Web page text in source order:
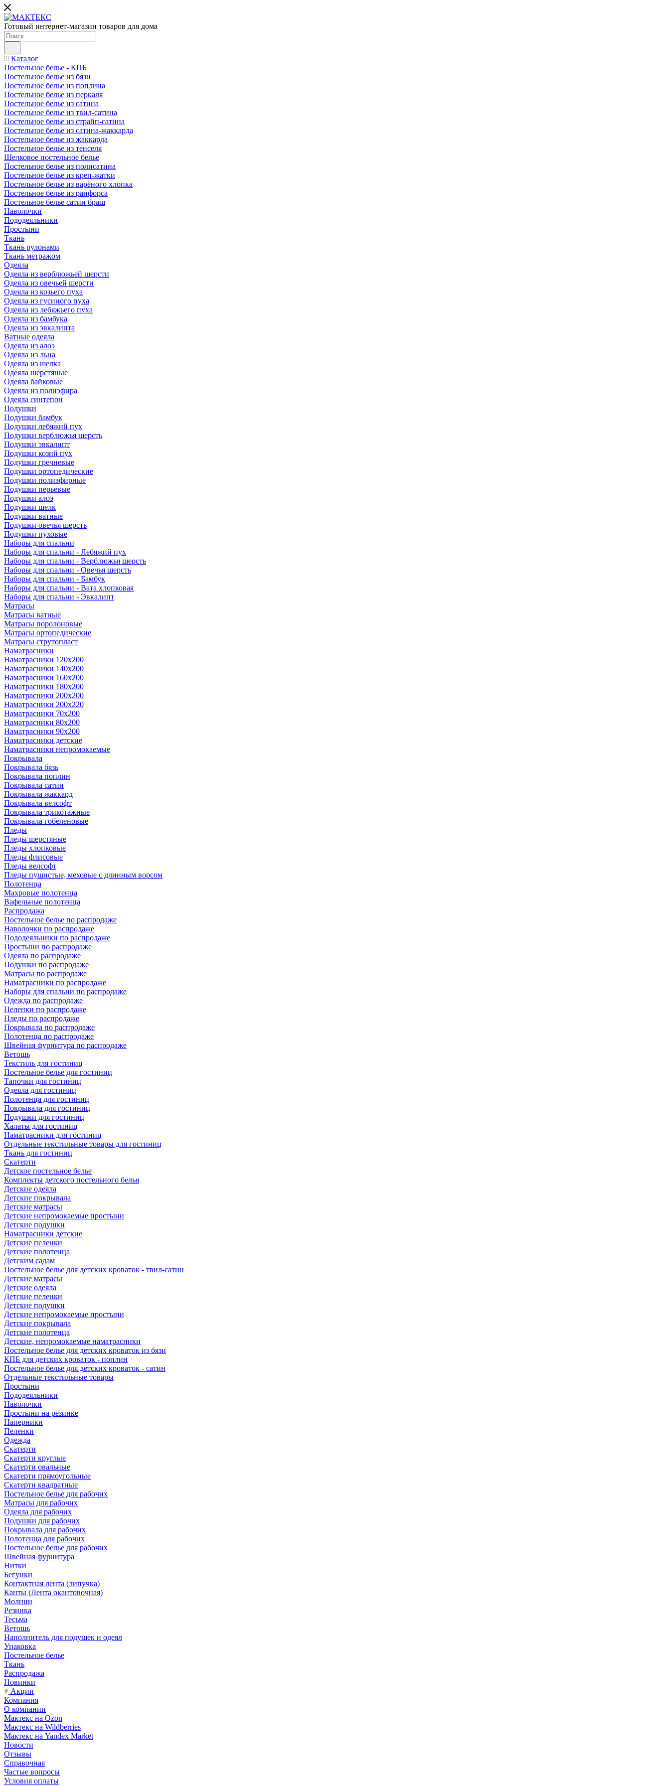
Готовый интернет-магазин товаров для дома
Каталог
Постельное белье - КПБ
Постельное белье из бязи
Постельное белье из поплина
Постельное белье из перкаля
Постельное белье из сатина
Постельное белье из твил-сатина
Постельное белье из страйп-сатина
Постельное белье из сатина-жаккарда
Постельное белье из жаккарда
Постельное белье из тенселя
Шелковое постельное белье
Постельное белье из полисатина
Постельное белье из креп-жатки
Постельное белье из варёного хлопка
Постельное белье из ранфорса
Постельное белье сатин браш
Наволочки
Пододеяльники
Простыни
Ткань
Ткань рулонами
Ткань метражом
Одеяла
Одеяла из верблюжьей шерсти
Одеяла из овечьей шерсти
Одеяла из козьего пуха
Одеяла из гусиного пуха
Одеяла из лебяжьего пуха
Одеяла из бамбука
Одеяла из эвкалипта
Ватные одеяла
Одеяла из алоэ
Одеяла из льна
Одеяла из шелка
Одеяла шерстяные
Одеяла байковые
Одеяла из полиэфира
Одеяла синтепон
Подушки
Подушки бамбук
Подушки лебяжий пух
Подушки верблюжья шерсть
Подушки эвкалипт
Подушки козий пух
Подушки гречневые
Подушки ортопедические
Подушки полиэфирные
Подушки перьевые
Подушки алоэ
Подушки шелк
Подушки ватные
Подушки овечья шерсть
Подушки пуховые
Наборы для спальни
Наборы для спальни - Лебяжий пух
Наборы для спальни - Верблюжья шерсть
Наборы для спальни - Овечья шерсть
Наборы для спальни - Бамбук
Наборы для спальни - Вата хлопковая
Наборы для спальни - Эвкалипт
Матрасы
Матрасы ватные
Матрасы поролоновые
Матрасы ортопедические
Матрасы струтопласт
Наматрасники
Наматрасники 120х200
Наматрасники 140х200
Наматрасники 160х200
Наматрасники 180х200
Наматрасники 200х200
Наматрасники 200х220
Наматрасники 70х200
Наматрасники 80х200
Наматрасники 90х200
Наматрасники детские
Наматрасники непромокаемые
Покрывала
Покрывала бязь
Покрывала поплин
Покрывала сатин
Покрывала жаккард
Покрывала велсофт
Покрывала трикотажные
Покрывала гобеленовые
Пледы
Пледы шерстяные
Пледы хлопковые
Пледы флисовые
Пледы велсофт
Пледы пушистые, меховые с длинным ворсом
Полотенца
Махровые полотенца
Вафельные полотенца
Распродажа
Постельное белье по распродаже
Наволочки по распродаже
Пододеяльники по распродаже
Простыни по распродаже
Одеяла по распродаже
Подушки по распродаже
Матрасы по распродаже
Наматрасники по распродаже
Наборы для спальни по распродаже
Одежда по распродаже
Пеленки по распродаже
Пледы по распродаже
Покрывала по распродаже
Полотенца по распродаже
Швейная фурнитура по распродаже
Ветошь
Текстиль для гостиниц
Постельное белье для гостиниц
Тапочки для гостиниц
Одеяла для гостиниц
Полотенца для гостиниц
Покрывала для гостиниц
Подушки для гостиниц
Халаты для гостиниц
Наматрасники для гостиниц
Отдельные текстильные товары для гостиниц
Ткань для гостиниц
Скатерти
Детское постельное белье
Комплекты детского постельного белья
Детские одеяла
Детские покрывала
Детские матрасы
Детские непромокаемые простыни
Детские подушки
Наматрасники детские
Детские пеленки
Детские полотенца
Детским садам
Постельное белье для детских кроваток - твил-сатин
Детские матрасы
Детские одеяла
Детские пеленки
Детские подушки
Детские непромокаемые простыни
Детские покрывала
Детские полотенца
Детские, непромокаемые наматрасники
Постельное белье для детских кроваток из бязи
КПБ для детских кроваток - поплин
Постельное белье для детских кроваток - сатин
Отдельные текстильные товары
Простыни
Пододеяльники
Наволочки
Простыни на резинке
Наперники
Пеленки
Одежда
Скатерти
Скатерти круглые
Скатерти овальные
Скатерти прямоугольные
Скатерти квадратные
Постельное белье для рабочих
Матрасы для рабочих
Одеяла для рабочих
Подушки для рабочих
Покрывала для рабочих
Полотенца для рабочих
Постельное белье для рабочих
Швейная фурнитура
Нитки
Бегунки
Контактная лента (липучка)
Канты (Лента окантовочная)
Молнии
Резинка
Тесьма
Ветошь
Наполнитель для подушек и одеял
Упаковка
Постельное белье
Ткань
Распродажа
Новинки
Акции
Компания
О компании
Мактекс на Ozon
Мактекс на Wildberries
Мактекс на Yandex Market
Новости
Отзывы
Справочная
Частые вопросы
Условия оплаты